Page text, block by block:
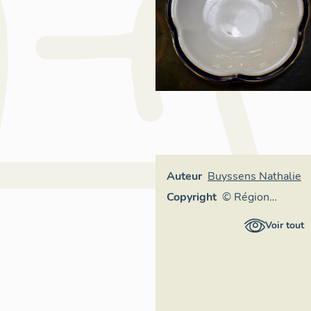
Auteur Buyssens Nathalie
Copyright © Région
Auvergne-Voir tout